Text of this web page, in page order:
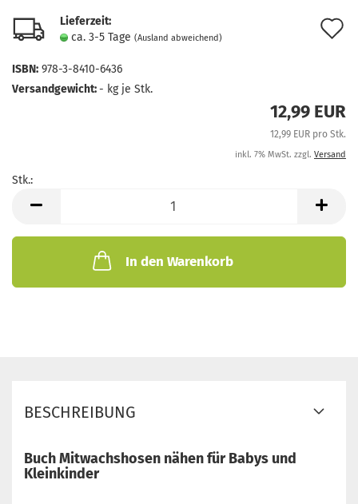
Lieferzeit:
ca. 3-5 Tage (Ausland abweichend)
ISBN: 978-3-8410-6436
Versandgewicht:- kg je Stk.
12,99 EUR
12,99 EUR pro Stk.
inkl. 7% MwSt. zzgl. Versand
Stk.:
In den Warenkorb
BESCHREIBUNG
Buch Mitwachshosen nähen für Babys und
Kleinkinder